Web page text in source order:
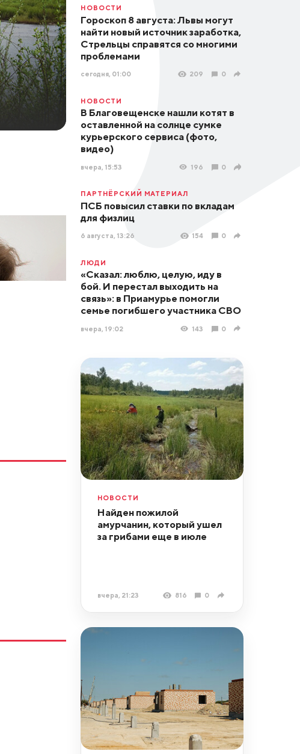
НОВОСТИ
Гороскоп 8 августа: Львы могут
найти новый источник заработка,
Стрельцы справятся со многими
проблемами
сегодня, 01:00 209 0
НОВОСТИ
В Благовещенске нашли котят в
оставленной на солнце сумке
курьерского сервиса (фото,
видео)
вчера, 15:53 196 0
ПАРТНЁРСКИЙ МАТЕРИАЛ
ПСБ повысил ставки по вкладам
для физлиц
6 августа, 13:26 154 0
ЛЮДИ
«Сказал: люблю, целую, иду в
бой. И перестал выходить на
связь»: в Приамурье помогли
семье погибшего участника СВО
вчера, 19:02 143 0
НОВОСТИ
Найден пожилой
амурчанин, который ушел
за грибами еще в июле
вчера, 21:23 816 0